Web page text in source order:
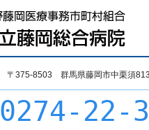
検
索:
〒375-8503 群馬県藤岡市中栗須
0274-22-